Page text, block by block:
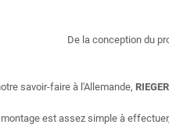
De la conception du
savoir-faire à l'Allemande, RIEGER
montage est assez simple à